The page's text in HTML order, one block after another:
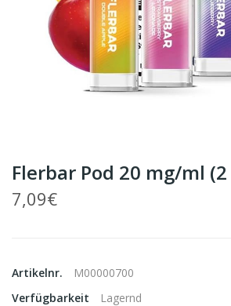
Flerbar Pod 20 mg/ml
7,09€
Artikelnr.
M00000700
Verfügbarkeit
Lagernd